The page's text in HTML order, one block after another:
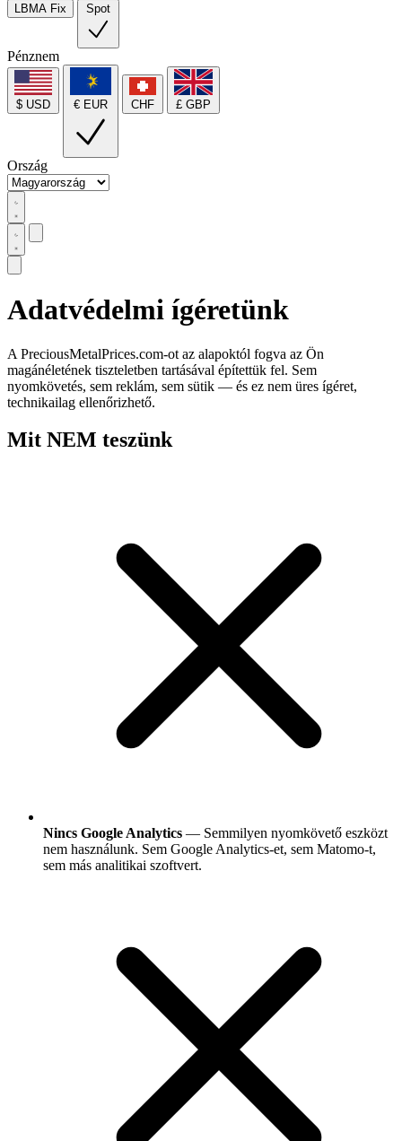
LBMA Fix Spot
Pénznem
$ USD € EUR CHF £ GBP
Ország
Adatvédelmi ígéretünk
A PreciousMetalPrices.com-ot az alapoktól fogva az Ön
magánéletének tiszteletben tartásával építettük fel. Sem
nyomkövetés, sem reklám, sem sütik — és ez nem üres ígéret,
technikailag ellenőrizhető.
Mit NEM teszünk
Nincs Google Analytics — Semmilyen nyomkövető eszközt
nem használunk. Sem Google Analytics-et, sem Matomo-t,
sem más analitikai szoftvert.